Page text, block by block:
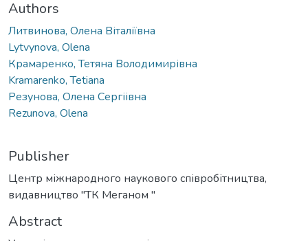
Authors
Литвинова, Олена Віталіївна
Lytvynova, Olena
Крамаренко, Тетяна Володимирівна
Kramarenko, Tetiana
Резунова, Олена Сергіівна
Rezunova, Olena
Publisher
Центр міжнародного наукового співробітництва,
видавництво "ТК Меганом "
Abstract